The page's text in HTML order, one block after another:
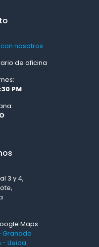
nosotros
de oficina
PM
3 y 4,
Maps
Granada
- Lleida